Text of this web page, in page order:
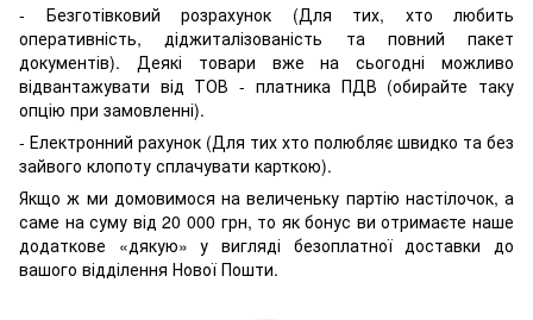
- Безготівковий розрахунок (Для тих, хто любить
оперативність, діджиталізованість та повний пакет
документів). Деякі товари вже на сьогодні можливо
відвантажувати від ТОВ - платника ПДВ (обирайте таку
опцію при замовленні).
- Електронний рахунок (Для тих хто полюбляє швидко та без
зайвого клопоту сплачувати карткою).
Якщо ж ми домовимося на величеньку партію настілочок, а
саме на суму від 20 000 грн, то як бонус ви отримаєте наше
додаткове «дякую» у вигляді безоплатної доставки до
вашого відділення Нової Пошти.